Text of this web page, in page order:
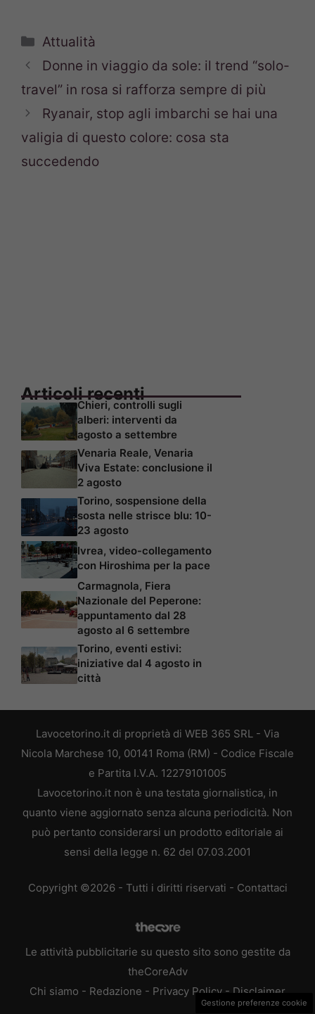
Categorie
Attualità
Donne in viaggio da sole: il trend “solo-
travel” in rosa si rafforza sempre di più
Ryanair, stop agli imbarchi se hai una
valigia di questo colore: cosa sta
succedendo
Articoli recenti
Chieri, controlli sugli
alberi: interventi da
agosto a settembre
Venaria Reale, Venaria
Viva Estate: conclusione il
2 agosto
Torino, sospensione della
sosta nelle strisce blu: 10-
23 agosto
Ivrea, video-collegamento
con Hiroshima per la pace
Carmagnola, Fiera
Nazionale del Peperone:
appuntamento dal 28
agosto al 6 settembre
Torino, eventi estivi:
iniziative dal 4 agosto in
città
Lavocetorino.it di proprietà di WEB 365 SRL - Via
Nicola Marchese 10, 00141 Roma (RM) - Codice Fiscale
e Partita I.V.A. 12279101005
Lavocetorino.it non è una testata giornalistica, in
quanto viene aggiornato senza alcuna periodicità. Non
può pertanto considerarsi un prodotto editoriale ai
sensi della legge n. 62 del 07.03.2001
Copyright ©2026 - Tutti i diritti riservati - Contattaci
Le attività pubblicitarie su questo sito sono gestite da
theCoreAdv
Chi siamo - Redazione - Privacy Policy - Disclaimer
Gestione preferenze cookie